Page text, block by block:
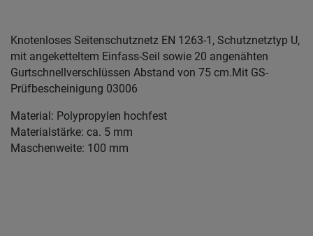
Knotenloses Seitenschutznetz EN 1263-1, Schutznetztyp U,
mit angeketteltem Einfass-Seil sowie 20 angenähten
Gurtschnellverschlüssen Abstand von 75 cm.Mit GS-
Prüfbescheinigung 03006
Material: Polypropylen hochfest
Materialstärke: ca. 5 mm
Maschenweite: 100 mm